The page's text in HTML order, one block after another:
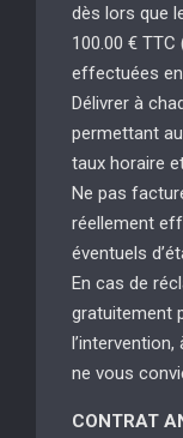
dès lors que
100.00 €
effectuées en
Délivrer à
permettant
taux horaire
Ne pas
réellement
éventuels
En cas de
gratuitement
ne vous
CONTRAT